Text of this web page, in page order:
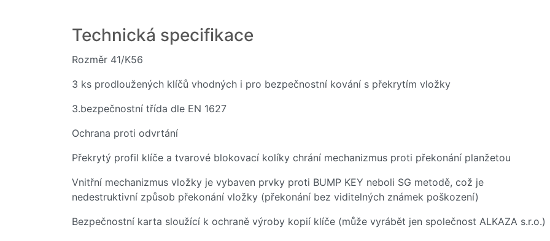
Technická specifikace
Rozměr 41/K56
3 ks prodloužených klíčů vhodných i pro bezpečnostní kování s překrytím vložky
3.bezpečnostní třída dle EN 1627
Ochrana proti odvrtání
Překrytý profil klíče a tvarové blokovací kolíky chrání mechanizmus proti překonání planžetou
Vnitřní mechanizmus vložky je vybaven prvky proti BUMP KEY neboli SG metodě, což je
nedestruktivní způsob překonání vložky (překonání bez viditelných známek poškození)
Bezpečnostní karta sloužící k ochraně výroby kopií klíče (může vyrábět jen společnost ALKAZA s.r.o.)